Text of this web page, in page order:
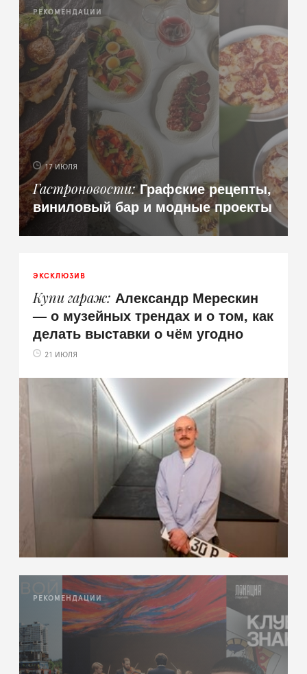
РЕКОМЕНДАЦИИ
17 ИЮЛЯ
Гастроновости Графские рецепты,
виниловый бар и модные проекты
ЭКСКЛЮЗИВ
Купи гараж Александр Мерескин
— о музейных трендах и о том, как
делать выставки о чём угодно
21 ИЮЛЯ
РЕКОМЕНДАЦИИ